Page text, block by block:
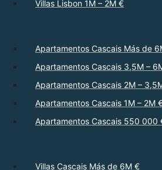
Villas Lisbon 1M – 2M €
Apartamentos Cascais Más de
Apartamentos Cascais 3,5M –
Apartamentos Cascais 2M –
Apartamentos Cascais 1M – 2M
Apartamentos Cascais 550 000
Villas Cascais Más de 6M €